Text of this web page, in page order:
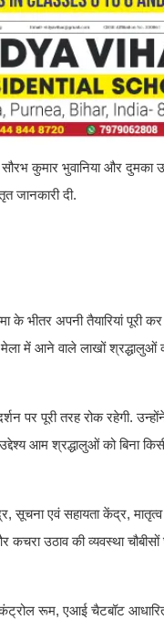
सौरभ कुमार भुवानिया और दुमका
जानकारी दी.
के भीतर अपनी तैयारियां पूरी
मेला में आने वाले लाखों श्रद्धालुओं
पर पूरी तरह रोक रहेगी.
आम श्रद्धालुओं को बिना
सूचना एवं सहायता केंद्र,
उठाव की व्यवस्था चौबीसों
कंट्रोल रूम, एआई चैटबॉट